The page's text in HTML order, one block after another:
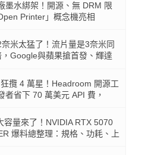
墨水綁架！開源、無 DRM 限
Printer」概念機亮相
米太猛了！流片量是3奈米同
Google與蘋果搶首發、輝達
攬 4 萬星！Headroom 開源工
者省下 70 萬美元 API 費，
容量來了！NVIDIA RTX 5070
爆料總整理：規格、功耗、上